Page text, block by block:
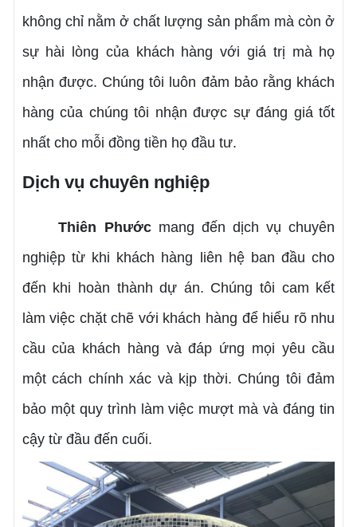
không chỉ nằm ở chất lượng sản phẩm mà còn ở
sự hài lòng của khách hàng với giá trị mà họ
nhận được. Chúng tôi luôn đảm bảo rằng khách
hàng của chúng tôi nhận được sự đáng giá tốt
nhất cho mỗi đồng tiền họ đầu tư.
Dịch vụ chuyên nghiệp
Thiên Phướcmang đến dịch vụ chuyên
nghiệp từ khi khách hàng liên hệ ban đầu cho
đến khi hoàn thành dự án. Chúng tôi cam kết
làm việc chặt chẽ với khách hàng để hiểu rõ nhu
cầu của khách hàng và đáp ứng mọi yêu cầu
một cách chính xác và kịp thời. Chúng tôi đảm
bảo một quy trình làm việc mượt mà và đáng tin
cậy từ đầu đến cuối.